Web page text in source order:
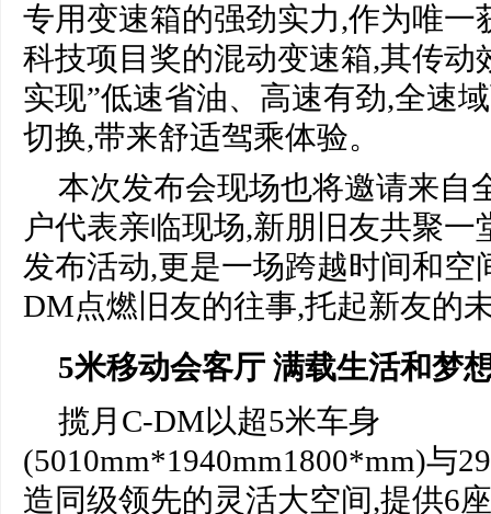
专用变速箱的强劲实力,作为唯一
科技项目奖的混动变速箱,其传动
实现”低速省油、高速有劲,全速
切换,带来舒适驾乘体验。
本次发布会现场也将邀请来自
户代表亲临现场,新朋旧友共聚
发布活动,更是一场跨越时间和空
DM点燃旧友的往事,托起新友的
5米移动会客厅 满载生活和梦
揽月C-DM以超5米车身
(5010mm*1940mm1800*mm)与
造同级领先的灵活大空间,提供6